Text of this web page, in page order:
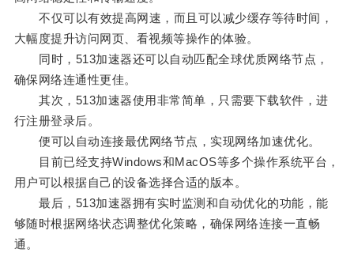
不仅可以有效提高网速，而且可以减少缓存等待时间，
大幅度提升访问网页、看视频等操作的体验。
同时，513加速器还可以自动匹配全球优质网络节点，
确保网络连通性更佳。
其次，513加速器使用非常简单，只需要下载软件，进
行注册登录后。
便可以自动连接最优网络节点，实现网络加速优化。
目前已经支持Windows和MacOS等多个操作系统平台，
用户可以根据自己的设备选择合适的版本。
最后，513加速器拥有实时监测和自动优化的功能，能
够随时根据网络状态调整优化策略，确保网络连接一直畅
通。